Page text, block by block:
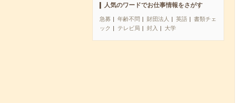
人気のワードでお仕事情報をさがす
急募 年齢不問 財団法人 英語
書類チェ
ック
テレビ局 封入 大学